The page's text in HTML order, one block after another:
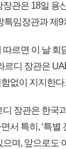
장관은 18일 용
특임장관과 제
따르면 이 날 회
르디 장관은
함없이 지지한
디 장관은 한국
서 특히, ‘특
으며, 앞으로도